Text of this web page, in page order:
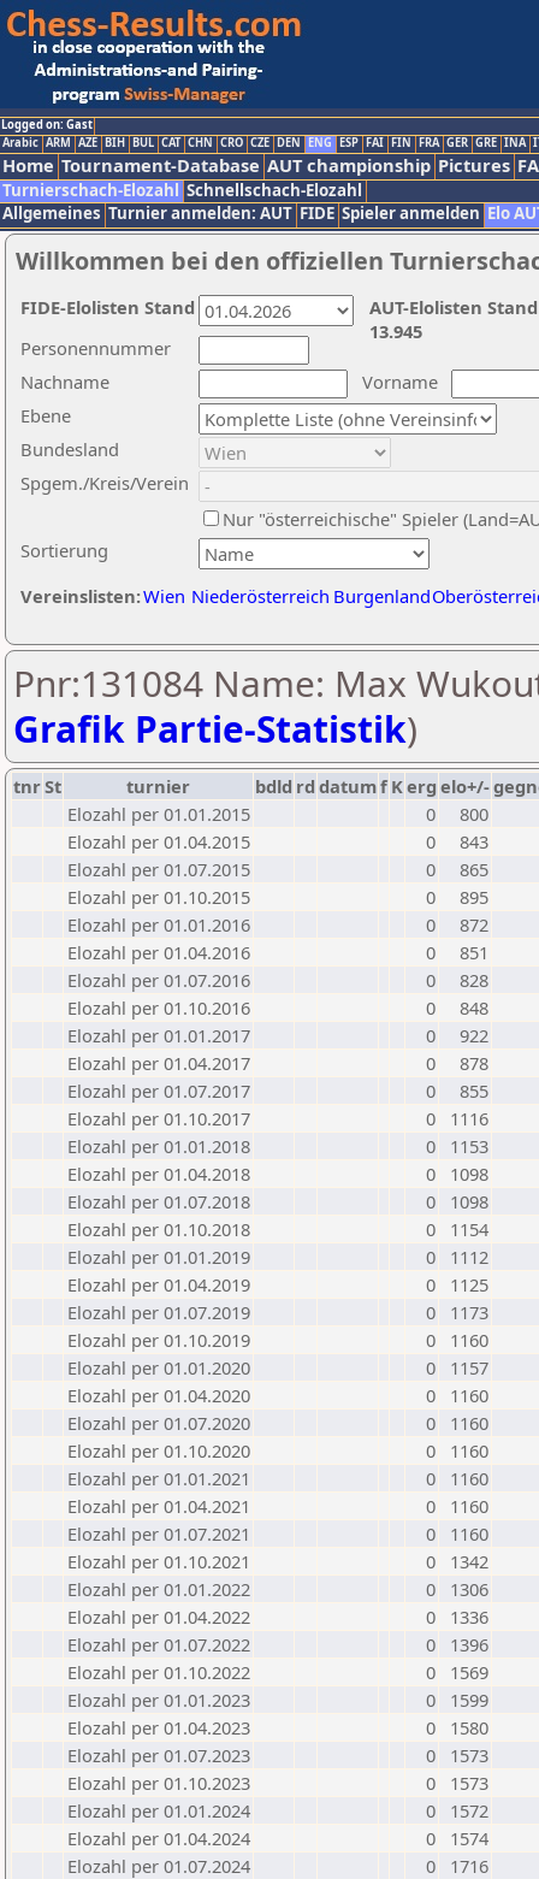
Logged on: Gast
Arabic ARM AZE BIH BUL CAT CHN CRO CZE DEN ENG ESP FAI FIN FRA GER GRE INA
Home Tournament-Database AUT championship Pictures
Turnierschach-Elozahl Schnellschach-Elozahl
Allgemeines Turnier anmelden: AUT FIDE Spieler anmelden Elo
Willkommen bei den offiziellen
Nachname
Vorname
Ebene
Sortierung
Personennummer
Bundesland
Spgem./Kreis/Verein
Nur "österreichische" Spieler
Vereinslisten:Wien Niederösterreich Burgenland
AUT-Elolisten
13.945
FIDE-Elolisten Stand
Pnr:131084 Name: Max
Grafik Partie-Statistik)
tnrSt turnier bdld rd datumf Kerg elo+/-
Elozahl per 01.01.2015
0
800
Elozahl per 01.04.2015
0
843
Elozahl per 01.07.2015
0
865
Elozahl per 01.10.2015
0
895
Elozahl per 01.01.2016
0
872
Elozahl per 01.04.2016
0
851
Elozahl per 01.07.2016
0
828
Elozahl per 01.10.2016
0
848
Elozahl per 01.01.2017
0
922
Elozahl per 01.04.2017
0
878
Elozahl per 01.07.2017
0
855
Elozahl per 01.10.2017
0
1116
Elozahl per 01.01.2018
0
1153
Elozahl per 01.04.2018
0
1098
Elozahl per 01.07.2018
0
1098
Elozahl per 01.10.2018
0
1154
Elozahl per 01.01.2019
0
1112
Elozahl per 01.04.2019
0
1125
Elozahl per 01.07.2019
0
1173
Elozahl per 01.10.2019
0
1160
Elozahl per 01.01.2020
0
1157
Elozahl per 01.04.2020
0
1160
Elozahl per 01.07.2020
0
1160
Elozahl per 01.10.2020
0
1160
Elozahl per 01.01.2021
0
1160
Elozahl per 01.04.2021
0
1160
Elozahl per 01.07.2021
0
1160
Elozahl per 01.10.2021
0
1342
Elozahl per 01.01.2022
0
1306
Elozahl per 01.04.2022
0
1336
Elozahl per 01.07.2022
0
1396
Elozahl per 01.10.2022
0
1569
Elozahl per 01.01.2023
0
1599
Elozahl per 01.04.2023
0
1580
Elozahl per 01.07.2023
0
1573
Elozahl per 01.10.2023
0
1573
Elozahl per 01.01.2024
0
1572
Elozahl per 01.04.2024
0
1574
Elozahl per 01.07.2024
0
1716